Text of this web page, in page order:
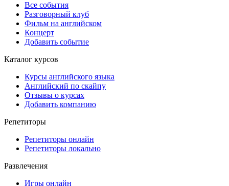
Все события
Разговорный клуб
Фильм на английском
Концерт
Добавить событие
Каталог курсов
Курсы английского языка
Английский по скайпу
Отзывы о курсах
Добавить компанию
Репетиторы
Репетиторы онлайн
Репетиторы локально
Развлечения
Игры онлайн